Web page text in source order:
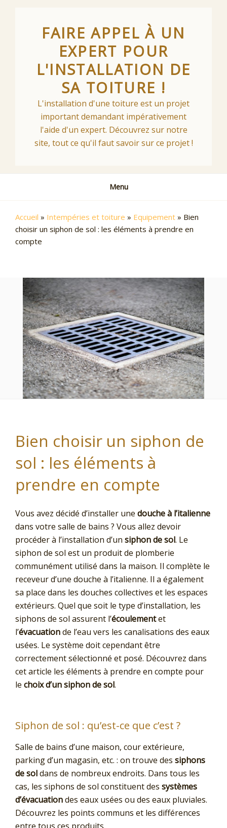
FAIRE APPEL À UN
EXPERT POUR
L'INSTALLATION DE
SA TOITURE !
L'installation d'une toiture est un projet
important demandant impérativement
l'aide d'un expert. Découvrez sur notre
site, tout ce qu'il faut savoir sur ce projet !
Menu
Accueil » Intempéries et toiture » Equipement » Bien
choisir un siphon de sol : les éléments à prendre en
compte
Bien choisir un siphon de
sol : les éléments à
prendre en compte
Vous avez décidé d’installer une douche à l’italienne
dans votre salle de bains ? Vous allez devoir
procéder à l’installation d’un siphon de sol. Le
siphon de sol est un produit de plomberie
communément utilisé dans la maison. Il complète le
receveur d’une douche à l’italienne. Il a également
sa place dans les douches collectives et les espaces
extérieurs. Quel que soit le type d’installation, les
siphons de sol assurent l’écoulementet
l’évacuationde l’eau vers les canalisations des eaux
usées. Le système doit cependant être
correctement sélectionné et posé. Découvrez dans
cet article les éléments à prendre en compte pour
le choix d’un siphon de sol.
Siphon de sol : qu’est-ce que c’est ?
Salle de bains d’une maison, cour extérieure,
parking d’un magasin, etc. : on trouve des siphons
de soldans de nombreux endroits. Dans tous les
cas, les siphons de sol constituent des systèmes
d’évacuationdes eaux usées ou des eaux pluviales.
Découvrez les points communs et les différences